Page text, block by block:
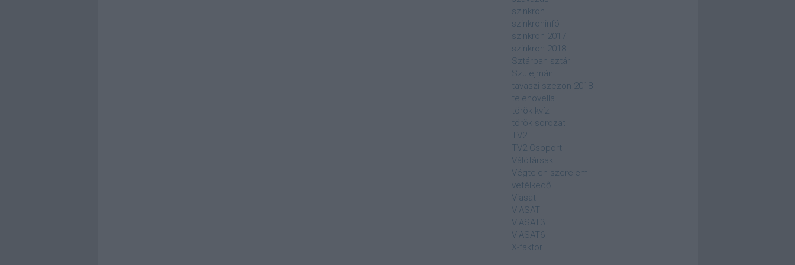
szinkron
szinkroninfó
szinkron 2017
szinkron 2018
Sztárban sztár
Szulejmán
tavaszi szezon 2018
telenovella
török kvíz
török sorozat
TV2
TV2 Csoport
Válótársak
Végtelen szerelem
vetélkedő
Viasat
VIASAT
VIASAT3
VIASAT6
X-faktor